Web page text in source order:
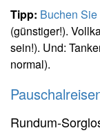
Tipp: Buchen
(günstiger!).
sein!). Und:
normal).
Rundum-